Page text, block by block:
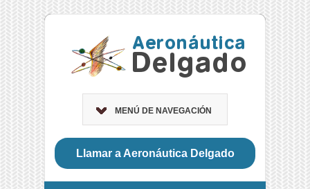
MENÚ DE NAVEGACIÓN
Llamar a Aeronáutica Delgado